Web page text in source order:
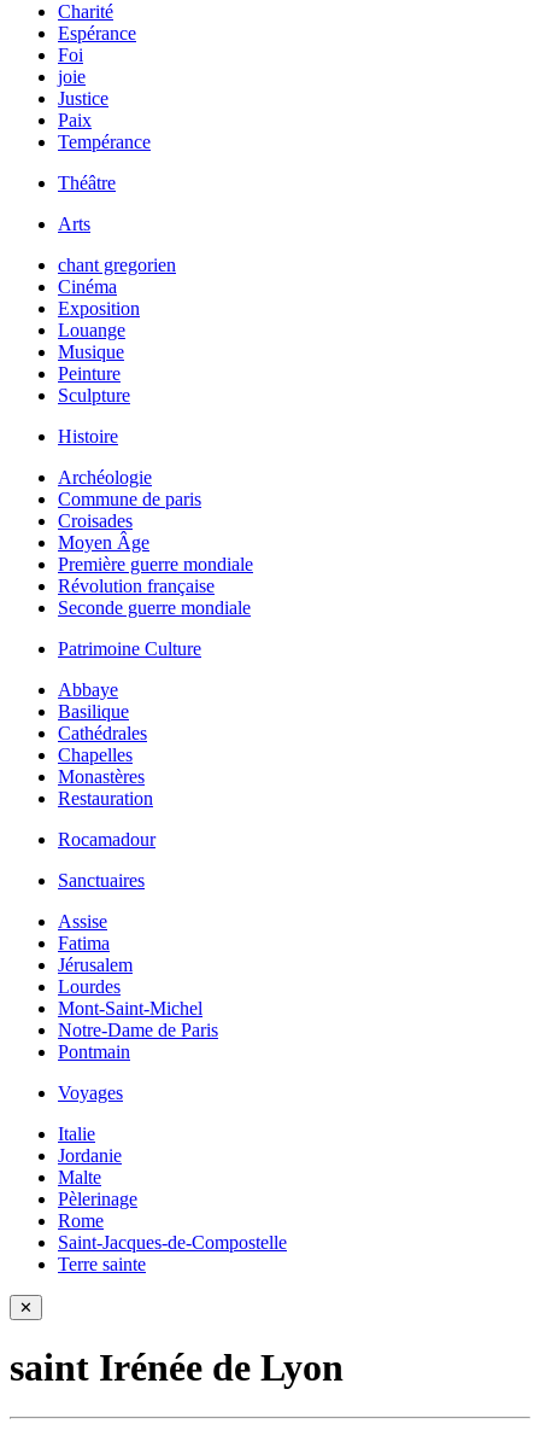
Charité
Espérance
Foi
joie
Justice
Paix
Tempérance
Théâtre
Arts
chant gregorien
Cinéma
Exposition
Louange
Musique
Peinture
Sculpture
Histoire
Archéologie
Commune de paris
Croisades
Moyen Âge
Première guerre mondiale
Révolution française
Seconde guerre mondiale
Patrimoine Culture
Abbaye
Basilique
Cathédrales
Chapelles
Monastères
Restauration
Rocamadour
Sanctuaires
Assise
Fatima
Jérusalem
Lourdes
Mont-Saint-Michel
Notre-Dame de Paris
Pontmain
Voyages
Italie
Jordanie
Malte
Pèlerinage
Rome
Saint-Jacques-de-Compostelle
Terre sainte
✕
saint Irénée de Lyon